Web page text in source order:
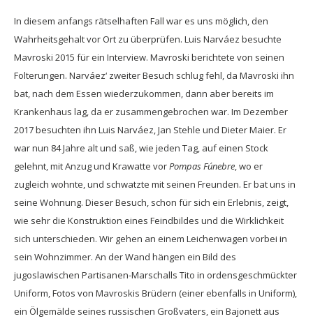
In diesem anfangs rätselhaften Fall war es uns möglich, den
Wahrheitsgehalt vor Ort zu überprüfen. Luis Narváez besuchte
Mavroski 2015 für ein Interview. Mavroski berichtete von seinen
Folterungen. Narváez‘ zweiter Besuch schlug fehl, da Mavroski ihn
bat, nach dem Essen wiederzukommen, dann aber bereits im
Krankenhaus lag, da er zusammengebrochen war. Im Dezember
2017 besuchten ihn Luis Narváez, Jan Stehle und Dieter Maier. Er
war nun 84 Jahre alt und saß, wie jeden Tag, auf einen Stock
gelehnt, mit Anzug und Krawatte vorPompas Fúnebre, wo er
zugleich wohnte, und schwatzte mit seinen Freunden. Er bat uns in
seine Wohnung. Dieser Besuch, schon für sich ein Erlebnis, zeigt,
wie sehr die Konstruktion eines Feindbildes und die Wirklichkeit
sich unterschieden. Wir gehen an einem Leichenwagen vorbei in
sein Wohnzimmer. An der Wand hängen ein Bild des
jugoslawischen Partisanen-Marschalls Tito in ordensgeschmückter
Uniform, Fotos von Mavroskis Brüdern (einer ebenfalls in Uniform),
ein Ölgemälde seines russischen Großvaters, ein Bajonett aus